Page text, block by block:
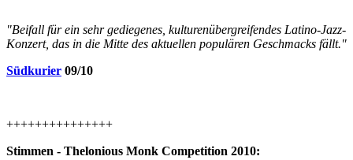
"Beifall für ein sehr gediegenes, kulturenübergreifendes Latino-Jazz-
Konzert, das in die Mitte des aktuellen populären Geschmacks fällt."
Südkurier 09/10
+++++++++++++++
Stimmen - Thelonious Monk Competition 2010: